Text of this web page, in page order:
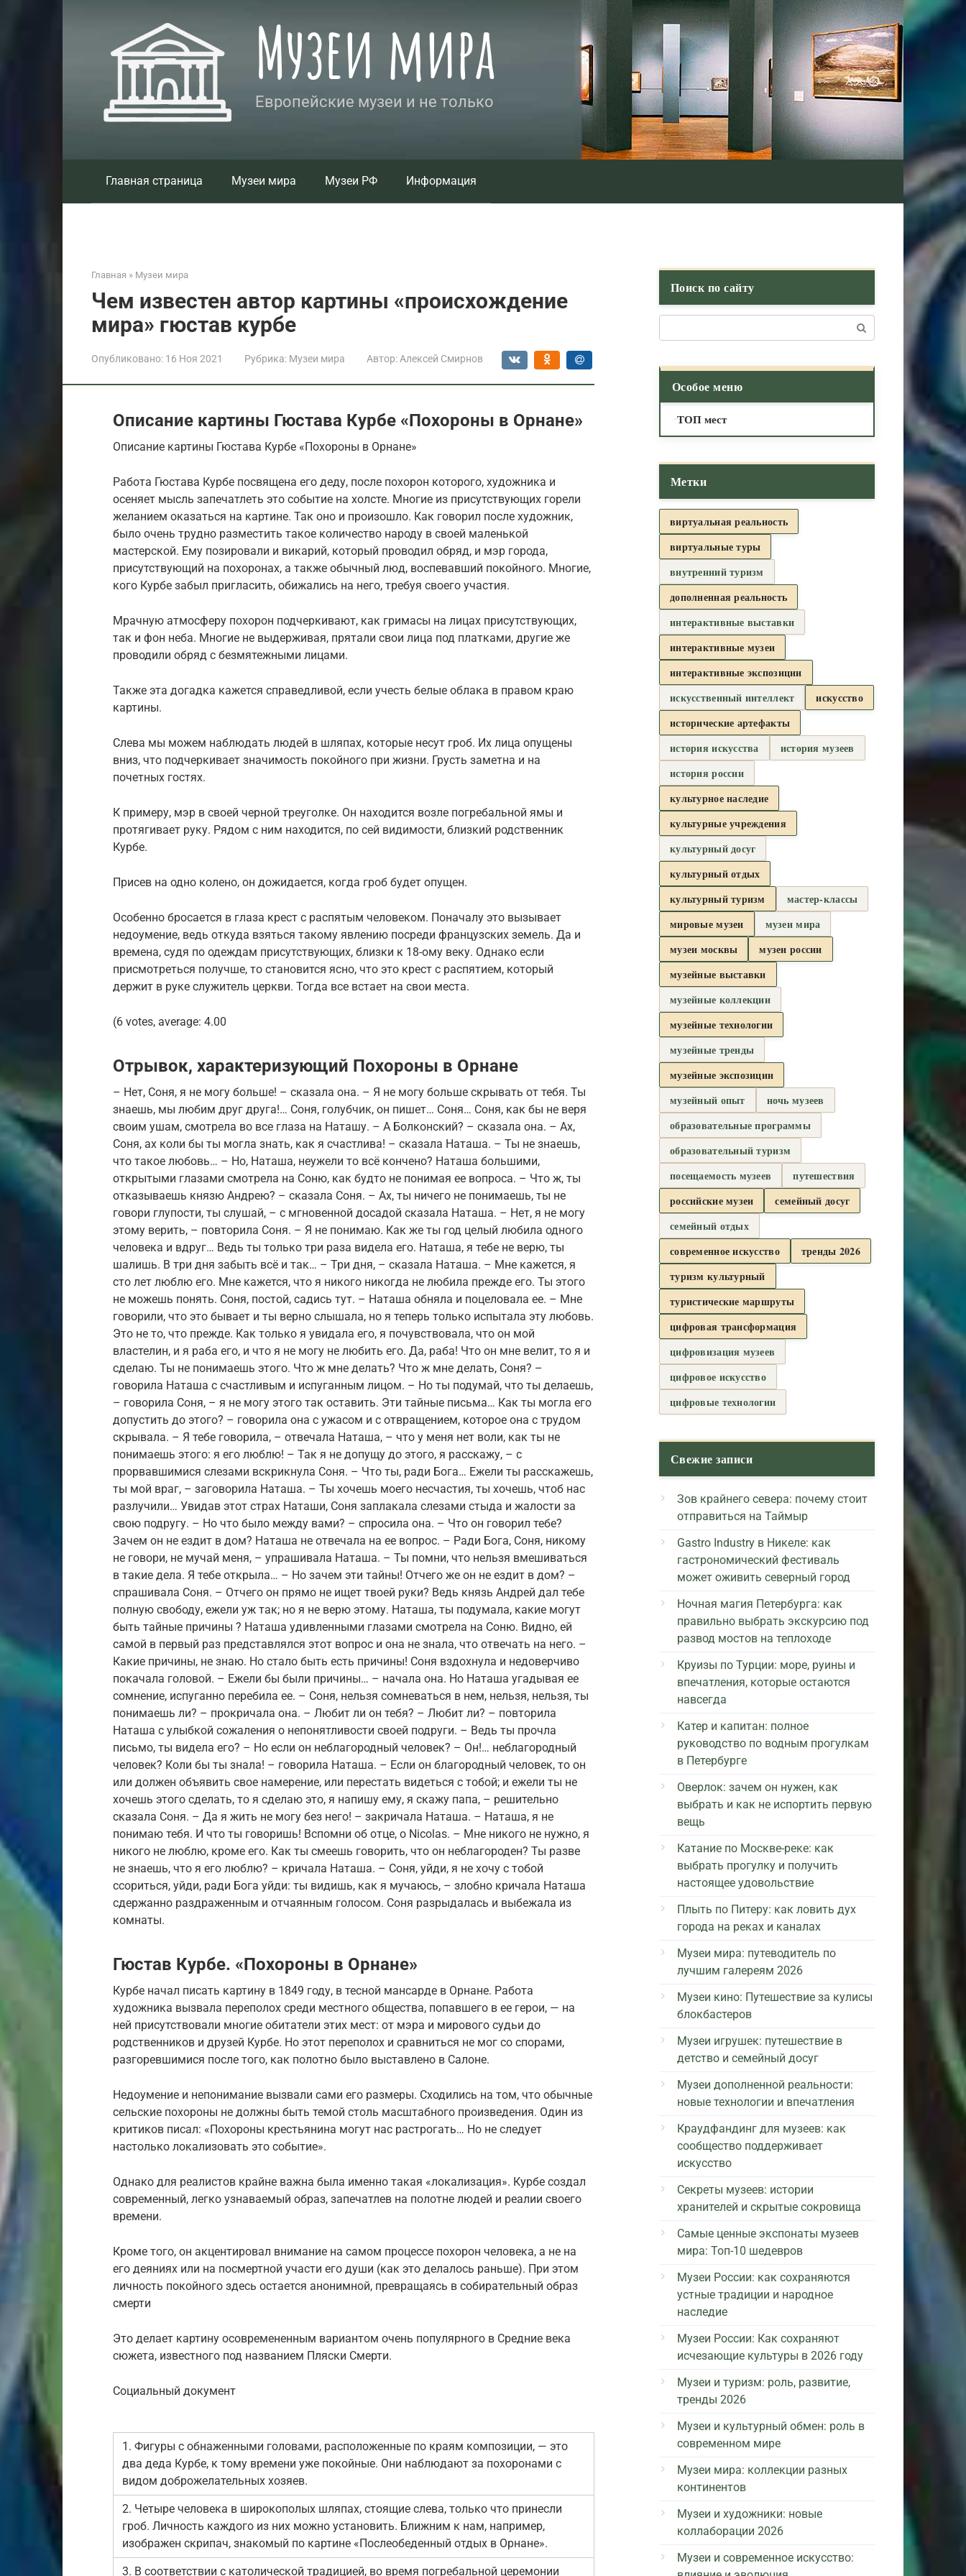
Музеи мира
Европейские музеи и не только
Главная страница Музеи мира Музеи РФ Информация
Главная » Музеи мира
Чем известен автор картины «происхождение
мира» гюстав курбе
Опубликовано: 16 Ноя 2021 Рубрика: Музеи мира Автор: Алексей Смирнов
Описание картины Гюстава Курбе «Похороны в Орнане»
Описание картины Гюстава Курбе «Похороны в Орнане»
Работа Гюстава Курбе посвящена его деду, после похорон которого, художника и
осеняет мысль запечатлеть это событие на холсте. Многие из присутствующих горели
желанием оказаться на картине. Так оно и произошло. Как говорил после художник,
было очень трудно разместить такое количество народу в своей маленькой
мастерской. Ему позировали и викарий, который проводил обряд, и мэр города,
присутствующий на похоронах, а также обычный люд, воспевавший покойного. Многие,
кого Курбе забыл пригласить, обижались на него, требуя своего участия.
Мрачную атмосферу похорон подчеркивают, как гримасы на лицах присутствующих,
так и фон неба. Многие не выдерживая, прятали свои лица под платками, другие же
проводили обряд с безмятежными лицами.
Также эта догадка кажется справедливой, если учесть белые облака в правом краю
картины.
Слева мы можем наблюдать людей в шляпах, которые несут гроб. Их лица опущены
вниз, что подчеркивает значимость покойного при жизни. Грусть заметна и на
почетных гостях.
К примеру, мэр в своей черной треуголке. Он находится возле погребальной ямы и
протягивает руку. Рядом с ним находится, по сей видимости, близкий родственник
Курбе.
Присев на одно колено, он дожидается, когда гроб будет опущен.
Особенно бросается в глаза крест с распятым человеком. Поначалу это вызывает
недоумение, ведь откуда взяться такому явлению посреди французских земель. Да и
времена, судя по одеждам присутствующих, близки к 18-ому веку. Однако если
присмотреться получше, то становится ясно, что это крест с распятием, который
держит в руке служитель церкви. Тогда все встает на свои места.
(6 votes, average: 4.00
Отрывок, характеризующий Похороны в Орнане
– Нет, Соня, я не могу больше! – сказала она. – Я не могу больше скрывать от тебя. Ты
знаешь, мы любим друг друга!… Соня, голубчик, он пишет… Соня… Соня, как бы не веря
своим ушам, смотрела во все глаза на Наташу. – А Болконский? – сказала она. – Ах,
Соня, ах коли бы ты могла знать, как я счастлива! – сказала Наташа. – Ты не знаешь,
что такое любовь… – Но, Наташа, неужели то всё кончено? Наташа большими,
открытыми глазами смотрела на Соню, как будто не понимая ее вопроса. – Что ж, ты
отказываешь князю Андрею? – сказала Соня. – Ах, ты ничего не понимаешь, ты не
говори глупости, ты слушай, – с мгновенной досадой сказала Наташа. – Нет, я не могу
этому верить, – повторила Соня. – Я не понимаю. Как же ты год целый любила одного
человека и вдруг… Ведь ты только три раза видела его. Наташа, я тебе не верю, ты
шалишь. В три дня забыть всё и так… – Три дня, – сказала Наташа. – Мне кажется, я
сто лет люблю его. Мне кажется, что я никого никогда не любила прежде его. Ты этого
не можешь понять. Соня, постой, садись тут. – Наташа обняла и поцеловала ее. – Мне
говорили, что это бывает и ты верно слышала, но я теперь только испытала эту любовь.
Это не то, что прежде. Как только я увидала его, я почувствовала, что он мой
властелин, и я раба его, и что я не могу не любить его. Да, раба! Что он мне велит, то я и
сделаю. Ты не понимаешь этого. Что ж мне делать? Что ж мне делать, Соня? –
говорила Наташа с счастливым и испуганным лицом. – Но ты подумай, что ты делаешь,
– говорила Соня, – я не могу этого так оставить. Эти тайные письма… Как ты могла его
допустить до этого? – говорила она с ужасом и с отвращением, которое она с трудом
скрывала. – Я тебе говорила, – отвечала Наташа, – что у меня нет воли, как ты не
понимаешь этого: я его люблю! – Так я не допущу до этого, я расскажу, – с
прорвавшимися слезами вскрикнула Соня. – Что ты, ради Бога… Ежели ты расскажешь,
ты мой враг, – заговорила Наташа. – Ты хочешь моего несчастия, ты хочешь, чтоб нас
разлучили… Увидав этот страх Наташи, Соня заплакала слезами стыда и жалости за
свою подругу. – Но что было между вами? – спросила она. – Что он говорил тебе?
Зачем он не ездит в дом? Наташа не отвечала на ее вопрос. – Ради Бога, Соня, никому
не говори, не мучай меня, – упрашивала Наташа. – Ты помни, что нельзя вмешиваться
в такие дела. Я тебе открыла… – Но зачем эти тайны! Отчего же он не ездит в дом? –
спрашивала Соня. – Отчего он прямо не ищет твоей руки? Ведь князь Андрей дал тебе
полную свободу, ежели уж так; но я не верю этому. Наташа, ты подумала, какие могут
быть тайные причины ? Наташа удивленными глазами смотрела на Соню. Видно, ей
самой в первый раз представлялся этот вопрос и она не знала, что отвечать на него. –
Какие причины, не знаю. Но стало быть есть причины! Соня вздохнула и недоверчиво
покачала головой. – Ежели бы были причины… – начала она. Но Наташа угадывая ее
сомнение, испуганно перебила ее. – Соня, нельзя сомневаться в нем, нельзя, нельзя, ты
понимаешь ли? – прокричала она. – Любит ли он тебя? – Любит ли? – повторила
Наташа с улыбкой сожаления о непонятливости своей подруги. – Ведь ты прочла
письмо, ты видела его? – Но если он неблагородный человек? – Он!… неблагородный
человек? Коли бы ты знала! – говорила Наташа. – Если он благородный человек, то он
или должен объявить свое намерение, или перестать видеться с тобой; и ежели ты не
хочешь этого сделать, то я сделаю это, я напишу ему, я скажу папа, – решительно
сказала Соня. – Да я жить не могу без него! – закричала Наташа. – Наташа, я не
понимаю тебя. И что ты говоришь! Вспомни об отце, о Nicolas. – Мне никого не нужно, я
никого не люблю, кроме его. Как ты смеешь говорить, что он неблагороден? Ты разве
не знаешь, что я его люблю? – кричала Наташа. – Соня, уйди, я не хочу с тобой
ссориться, уйди, ради Бога уйди: ты видишь, как я мучаюсь, – злобно кричала Наташа
сдержанно раздраженным и отчаянным голосом. Соня разрыдалась и выбежала из
комнаты.
Гюстав Курбе. «Похороны в Орнане»
Курбе начал писать картину в 1849 году, в тесной мансарде в Орнане. Работа
художника вызвала переполох среди местного общества, попавшего в ее герои, — на
ней присутствовали многие обитатели этих мест: от мэра и мирового судьи до
родственников и друзей Курбе. Но этот переполох и сравниться не мог со спорами,
разгоревшимися после того, как полотно было выставлено в Салоне.
Недоумение и непонимание вызвали сами его размеры. Сходились на том, что обычные
сельские похороны не должны быть темой столь масштабного произведения. Один из
критиков писал: «Похороны крестьянина могут нас растрогать… Но не следует
настолько локализовать это событие».
Однако для реалистов крайне важна была именно такая «локализация». Курбе создал
современный, легко узнаваемый образ, запечатлев на полотне людей и реалии своего
времени.
Кроме того, он акцентировал внимание на самом процессе похорон человека, а не на
его деяниях или на посмертной участи его души (как это делалось раньше). При этом
личность покойного здесь остается анонимной, превращаясь в собирательный образ
смерти
Это делает картину осовремененным вариантом очень популярного в Средние века
сюжета, известного под названием Пляски Смерти.
Социальный документ
1. Фигуры с обнаженными головами, расположенные по краям композиции, — это
два деда Курбе, к тому времени уже покойные. Они наблюдают за похоронами с
видом доброжелательных хозяев.
2. Четыре человека в широкополых шляпах, стоящие слева, только что принесли
гроб. Личность каждого из них можно установить. Ближним к нам, например,
изображен скрипач, знакомый по картине «Послеобеденный отдых в Орнане».
3. В соответствии с католической традицией, во время погребальной церемонии
Поиск по сайту
Особое меню
ТОП мест
Метки
виртуальная реальность
виртуальные туры
внутренний туризм
дополненная реальность
интерактивные выставки
интерактивные музеи
интерактивные экспозиции
искусственный интеллект
искусство
исторические артефакты
история искусства
история музеев
история россии
культурное наследие
культурные учреждения
культурный досуг
культурный отдых
культурный туризм
мастер-классы
мировые музеи
музеи мира
музеи москвы
музеи россии
музейные выставки
музейные коллекции
музейные технологии
музейные тренды
музейные экспозиции
музейный опыт
ночь музеев
образовательные программы
образовательный туризм
посещаемость музеев
путешествия
российские музеи
семейный досуг
семейный отдых
современное искусство
тренды 2026
туризм культурный
туристические маршруты
цифровая трансформация
цифровизация музеев
цифровое искусство
цифровые технологии
Свежие записи
Зов крайнего севера: почему стоит
отправиться на Таймыр
Gastro Industry в Никеле: как
гастрономический фестиваль
может оживить северный город
Ночная магия Петербурга: как
правильно выбрать экскурсию под
развод мостов на теплоходе
Круизы по Турции: море, руины и
впечатления, которые остаются
навсегда
Катер и капитан: полное
руководство по водным прогулкам
в Петербурге
Оверлок: зачем он нужен, как
выбрать и как не испортить первую
вещь
Катание по Москве-реке: как
выбрать прогулку и получить
настоящее удовольствие
Плыть по Питеру: как ловить дух
города на реках и каналах
Музеи мира: путеводитель по
лучшим галереям 2026
Музеи кино: Путешествие за кулисы
блокбастеров
Музеи игрушек: путешествие в
детство и семейный досуг
Музеи дополненной реальности:
новые технологии и впечатления
Краудфандинг для музеев: как
сообщество поддерживает
искусство
Секреты музеев: истории
хранителей и скрытые сокровища
Самые ценные экспонаты музеев
мира: Топ-10 шедевров
Музеи России: как сохраняются
устные традиции и народное
наследие
Музеи России: Как сохраняют
исчезающие культуры в 2026 году
Музеи и туризм: роль, развитие,
тренды 2026
Музеи и культурный обмен: роль в
современном мире
Музеи мира: коллекции разных
континентов
Музеи и художники: новые
коллаборации 2026
Музеи и современное искусство: